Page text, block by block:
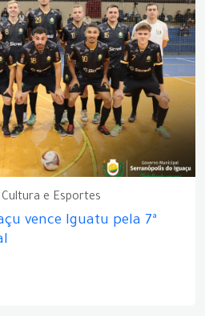
e Esportes
vence Iguatu pela 7ª